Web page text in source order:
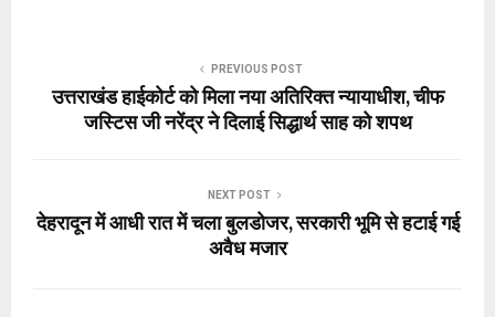
PREVIOUS POST
उत्तराखंड हाईकोर्ट को मिला नया अतिरिक्त न्यायाधीश, चीफ
जस्टिस जी नरेंद्र ने दिलाई सिद्धार्थ साह को शपथ
NEXT POST
देहरादून में आधी रात में चला बुलडोजर, सरकारी भूमि से हटाई गई
अवैध मजार